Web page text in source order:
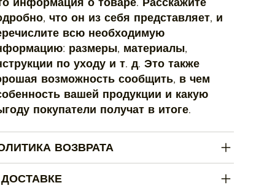
что он из себя представляет, и
всю необходимую
размеры, материалы,
по уходу и т. д. Это также
возможность сообщить, в чем
вашей продукции и какую
покупатели получат в итоге.
ВОЗВРАТА